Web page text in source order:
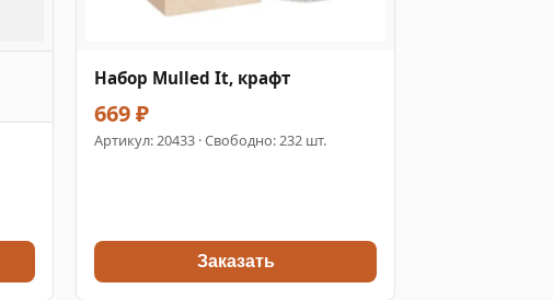
Набор Mulled It, крафт
669 ₽
Артикул: 20433 · Свободно: 232 шт.
Заказать